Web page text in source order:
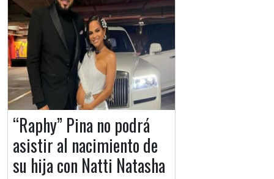
“Raphy” Pina no podrá
asistir al nacimiento de
su hija con Natti Natasha